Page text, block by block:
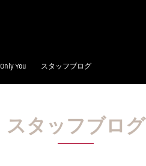
Only You スタッフブログ
スタッフブログ